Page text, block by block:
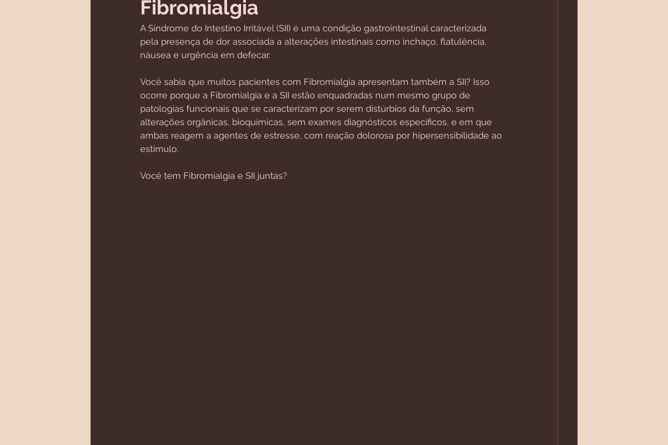
Fibromialgia
A Síndrome do Intestino Irritável (SII) é uma condição gastrointestinal caracterizada
pela presença de dor associada a alterações intestinais como inchaço, flatulência,
náusea e urgência em defecar.
Você sabia que muitos pacientes com Fibromialgia apresentam também a SII? Isso
ocorre porque a Fibromialgia e a SII estão enquadradas num mesmo grupo de
patologias funcionais que se caracterizam por serem distúrbios da função, sem
alterações orgânicas, bioquímicas, sem exames diagnósticos específicos, e em que
ambas reagem a agentes de estresse, com reação dolorosa por hipersensibilidade ao
estímulo.
Você tem Fibromialgia e SII juntas?